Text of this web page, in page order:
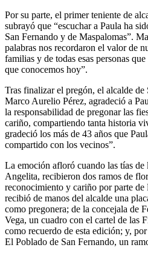
Por su parte, el primer teniente de
subrayó que “escuchar a Paula ha
San Fernando y de Maspalomas”.
palabras nos recordaron el valor de
familias y de todas esas personas
que conocemos hoy”.
Tras finalizar el pregón, el alcalde
Marco Aurelio Pérez, agradeció a
la responsabilidad de pregonar las
cariño, compartiendo tanta historia
gradeció los más de 43 años que
compartido con los vecinos”.
La emoción afloró cuando las tías de
Angelita, recibieron dos ramos de
reconocimiento y cariño por parte de
recibió de manos del alcalde una
como pregonera; de la concejala de
Vega, un cuadro con el cartel de las
como recuerdo de esta edición; y,
El Poblado de San Fernando, un